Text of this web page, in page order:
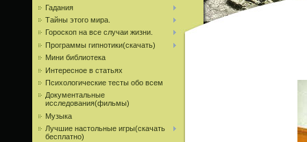
Гадания
Тайны этого мира.
Гороскоп на все случаи жизни.
Программы гипнотики(скачать)
Мини библиотека
Интересное в статьях
Психологические тесты обо всем
Документальные
исследования(фильмы)
Музыка
Лучшие настольные игры(скачать
бесплатно)